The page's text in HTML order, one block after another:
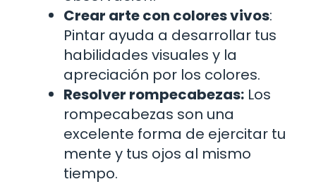
Crear arte con colores vivos:
Pintar ayuda a desarrollar tus
habilidades visuales y la
apreciación por los colores.
Resolver rompecabezas: Los
rompecabezas son una
excelente forma de ejercitar tu
mente y tus ojos al mismo
tiempo.